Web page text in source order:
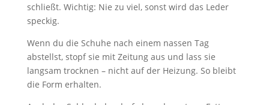
schließt. Wichtig: Nie zu viel, sonst wird das Leder
speckig.
Wenn du die Schuhe nach einem nassen Tag
abstellst, stopf sie mit Zeitung aus und lass sie
langsam trocknen – nicht auf der Heizung. So bleibt
die Form erhalten.